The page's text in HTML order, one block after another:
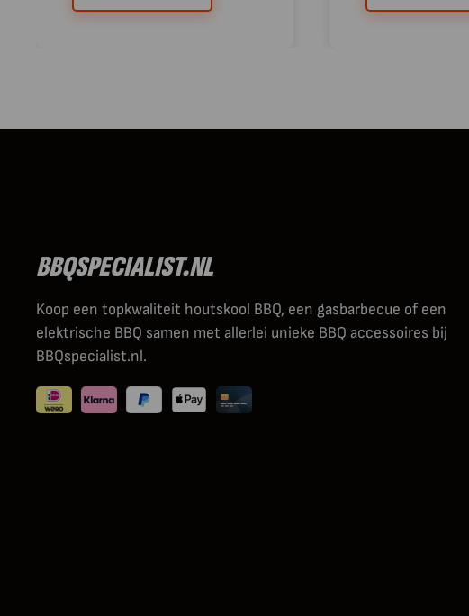
BBQSPECIALIST.NL
Koop een topkwaliteit houtskool BBQ, een gasbarbecue of een
elektrische BBQ samen met allerlei unieke BBQ accessoires bij
BBQspecialist.nl.